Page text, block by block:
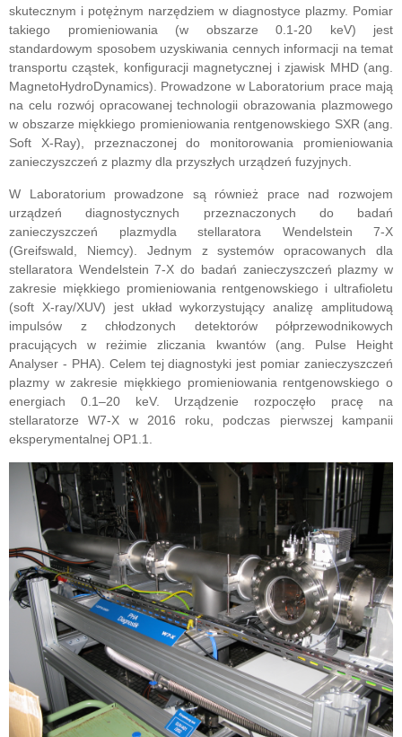
skutecznym i potężnym narzędziem w diagnostyce plazmy. Pomiar
takiego promieniowania (w obszarze 0.1-20 keV) jest
standardowym sposobem uzyskiwania cennych informacji na temat
transportu cząstek, konfiguracji magnetycznej i zjawisk MHD (ang.
MagnetoHydroDynamics). Prowadzone w Laboratorium prace mają
na celu rozwój opracowanej technologii obrazowania plazmowego
w obszarze miękkiego promieniowania rentgenowskiego SXR (ang.
Soft X-Ray), przeznaczonej do monitorowania promieniowania
zanieczyszczeń z plazmy dla przyszłych urządzeń fuzyjnych.
W Laboratorium prowadzone są również prace nad rozwojem
urządzeń diagnostycznych przeznaczonych do badań
zanieczyszczeń plazmydla stellaratora Wendelstein 7-X
(Greifswald, Niemcy). Jednym z systemów opracowanych dla
stellaratora Wendelstein 7-X do badań zanieczyszczeń plazmy w
zakresie miękkiego promieniowania rentgenowskiego i ultrafioletu
(soft X-ray/XUV) jest układ wykorzystujący analizę amplitudową
impulsów z chłodzonych detektorów półprzewodnikowych
pracujących w reżimie zliczania kwantów (ang. Pulse Height
Analyser - PHA). Celem tej diagnostyki jest pomiar zanieczyszczeń
plazmy w zakresie miękkiego promieniowania rentgenowskiego o
energiach 0.1–20 keV. Urządzenie rozpoczęło pracę na
stellaratorze W7-X w 2016 roku, podczas pierwszej kampanii
eksperymentalnej OP1.1.